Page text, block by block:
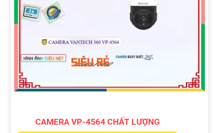
CAMERA VP-4564 CHẤT LƯỢNG